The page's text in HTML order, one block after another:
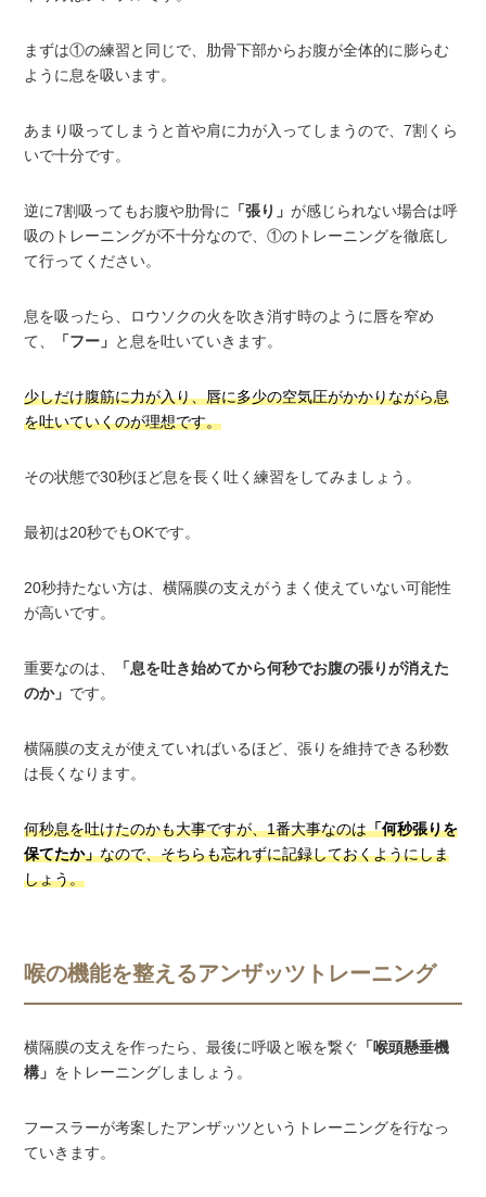
まずは①の練習と同じで、肋骨下部からお腹が全体的に膨らむ
ように息を吸います。
あまり吸ってしまうと首や肩に力が入ってしまうので、7割くら
いで十分です。
逆に7割吸ってもお腹や肋骨に 「張り」が感じられない場合は呼
吸のトレーニングが不十分なので、①のトレーニングを徹底し
て行ってください。
息を吸ったら、ロウソクの火を吹き消す時のように唇を窄め
て、
「フー」 と息を吐いていきます。
少しだけ腹筋に力が入り、唇に多少の空気圧がかかりながら息
を吐いていくのが理想です。
その状態で30秒ほど息を長く吐く練習をしてみましょう。
最初は20秒でもOKです。
20秒持たない方は、横隔膜の支えがうまく使えていない可能性
が高いです。
重要なのは、
「息を吐き始めてから何秒でお腹の張りが消えた
のか」 です。
横隔膜の支えが使えていればいるほど、張りを維持できる秒数
は長くなります。
何秒息を吐けたのかも大事ですが、1番大事なのは「何秒張りを
保てたか」なので、そちらも忘れずに記録しておくようにしま
しょう。
喉の機能を整えるアンザッツトレーニング
横隔膜の支えを作ったら、最後に呼吸と喉を繋ぐ 「喉頭懸垂機
構」 をトレーニングしましょう。
フースラーが考案したアンザッツというトレーニングを行なっ
ていきます。